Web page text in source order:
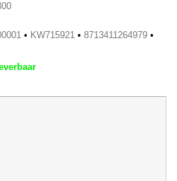
• KW715921 • 8713411264979 •